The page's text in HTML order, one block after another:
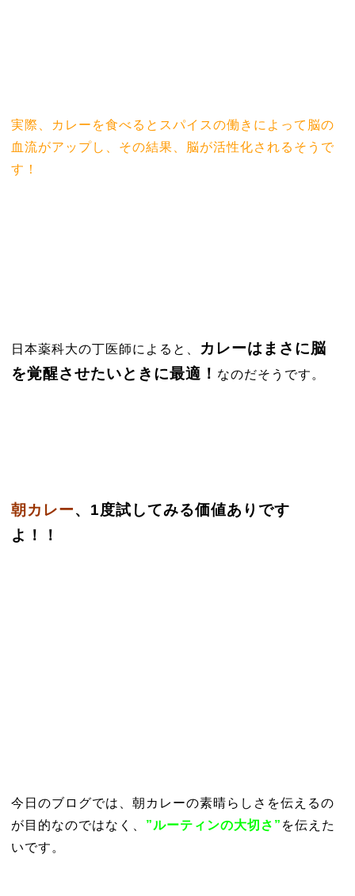
実際、カレーを食べるとスパイスの働きによって脳の
血流がアップし、その結果、脳が活性化されるそうで
す！
日本薬科大の丁医師によると、
カレーはまさに脳
を覚醒させたいときに最適！ なのだそうです。
朝カレー、1度試してみる価値ありです
よ！！
今日のブログでは、朝カレーの素晴らしさを伝えるの
が目的なのではなく、 ”ルーティンの大切さ” を伝えた
いです。